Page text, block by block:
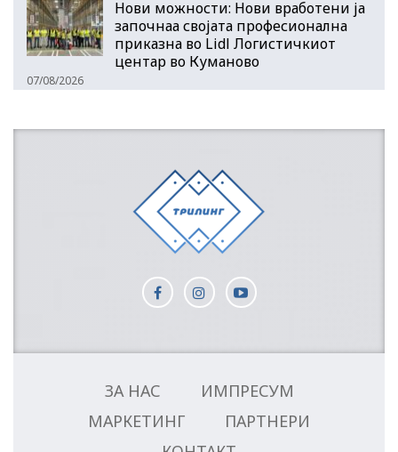
Нови можности: Нови вработени ја
започнаа својата професионална
приказна во Lidl Логистичкиот
центар во Куманово
07/08/2026
ЗА НАС
ИМПРЕСУМ
МАРКЕТИНГ
ПАРТНЕРИ